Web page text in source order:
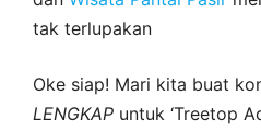
tak terlupakan
Oke siap! Mari kita buat
LENGKAP untuk ‘Treetop